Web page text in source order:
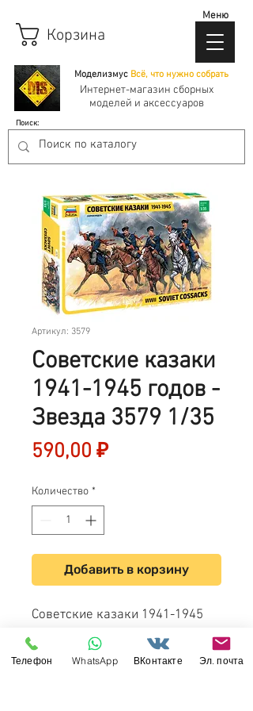
Моделизмус Всё, что нужно собрать
Корзина
Интернет-магазин сборных
моделей и аксессуаров
Поиск:
Меню
Артикул: 3579
Советские казаки
1941-1945 годов -
Звезда 3579 1/35
590,00 ₽Цена
Количество *
Добавить в корзину
Советские казаки 1941-1945
годов - Звезда 3579 1/35
Телефон WhatsApp ВКонтакте Эл. почта